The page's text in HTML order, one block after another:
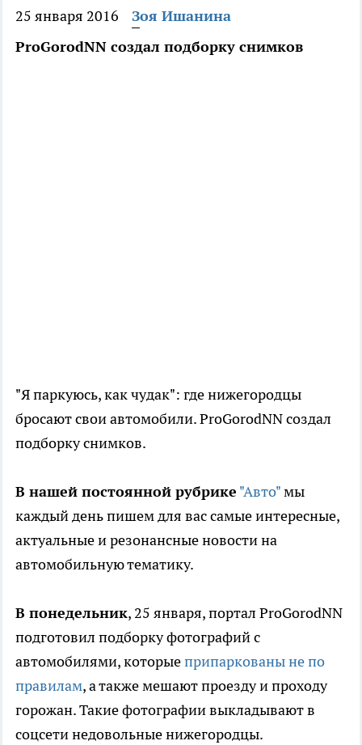
25 января 2016
Зоя Ишанина
ProGorodNN создал подборку снимков
"Я паркуюсь, как чудак": где нижегородцы
бросают свои автомобили. ProGorodNN создал
подборку снимков.
В нашей постоянной рубрике "Авто"мы
каждый день пишем для вас самые интересные,
актуальные и резонансные новости на
автомобильную тематику.
В понедельник, 25 января, портал ProGorodNN
подготовил подборку фотографий с
автомобилями, которыеприпаркованы не по
правилам, а также мешают проезду и проходу
горожан. Такие фотографии выкладывают в
соцсети недовольные нижегородцы.